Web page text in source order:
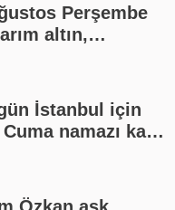
altın,
İstanbul için
namazı kaç